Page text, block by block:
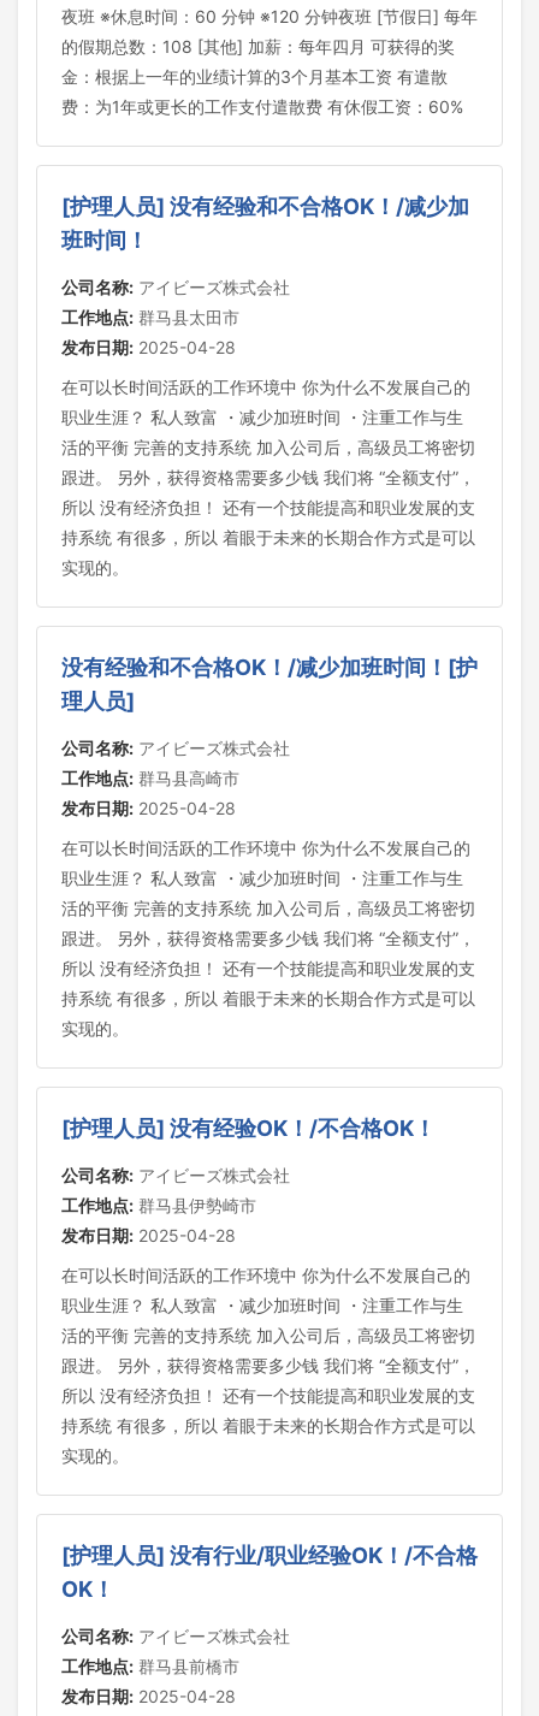
夜班 ※休息时间：60 分钟 ※120 分钟夜班 [节假日] 每年
的假期总数：108 [其他] 加薪：每年四月 可获得的奖
金：根据上一年的业绩计算的3个月基本工资 有遣散
费：为1年或更长的工作支付遣散费 有休假工资：60%
[护理人员] 没有经验和不合格OK！/减少加
班时间！
公司名称: アイビーズ株式会社
工作地点: 群马县太田市
发布日期: 2025-04-28
在可以长时间活跃的工作环境中 你为什么不发展自己的
职业生涯？ 私人致富 ・减少加班时间 ・注重工作与生
活的平衡 完善的支持系统 加入公司后，高级员工将密切
跟进。 另外，获得资格需要多少钱 我们将 “全额支付”，
所以 没有经济负担！ 还有一个技能提高和职业发展的支
持系统 有很多，所以 着眼于未来的长期合作方式是可以
实现的。
没有经验和不合格OK！/减少加班时间！[护
理人员]
公司名称: アイビーズ株式会社
工作地点: 群马县高崎市
发布日期: 2025-04-28
在可以长时间活跃的工作环境中 你为什么不发展自己的
职业生涯？ 私人致富 ・减少加班时间 ・注重工作与生
活的平衡 完善的支持系统 加入公司后，高级员工将密切
跟进。 另外，获得资格需要多少钱 我们将 “全额支付”，
所以 没有经济负担！ 还有一个技能提高和职业发展的支
持系统 有很多，所以 着眼于未来的长期合作方式是可以
实现的。
[护理人员] 没有经验OK！/不合格OK！
公司名称: アイビーズ株式会社
工作地点: 群马县伊勢崎市
发布日期: 2025-04-28
在可以长时间活跃的工作环境中 你为什么不发展自己的
职业生涯？ 私人致富 ・减少加班时间 ・注重工作与生
活的平衡 完善的支持系统 加入公司后，高级员工将密切
跟进。 另外，获得资格需要多少钱 我们将 “全额支付”，
所以 没有经济负担！ 还有一个技能提高和职业发展的支
持系统 有很多，所以 着眼于未来的长期合作方式是可以
实现的。
[护理人员] 没有行业/职业经验OK！/不合格
OK！
公司名称: アイビーズ株式会社
工作地点: 群马县前橋市
发布日期: 2025-04-28